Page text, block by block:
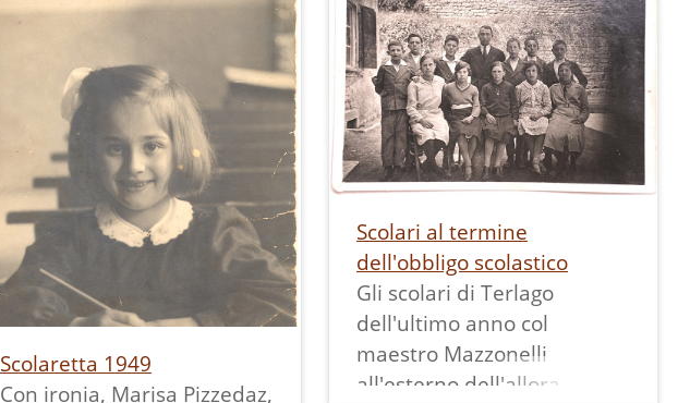
Scolaretta 1949
Con ironia, Marisa Pizzedaz,
Scolari al termine
dell'obbligo scolastico
Gli scolari di Terlago
dell'ultimo anno col
maestro Mazzonelli
all'esterno dell'allora